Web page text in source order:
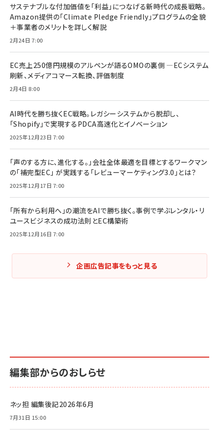
サステナブルな付加価値を「利益」につなげる新時代の成長戦略。
Amazon提供の「Climate Pledge Friendly」プログラムの全貌
＋事業者のメリットを詳しく解説
2月24日 7:00
EC売上250億円規模のアルペンが語るOMOの裏側 ―ECシステム
刷新、メディアコマース転換、評価制度
2月4日 8:00
AI時代を勝ち抜くEC戦略。レガシーシステムから脱却し、
「Shopify」で実現するPDCA高速化とイノベーション
2025年12月23日 7:00
「声のする方に、進化する。」会社全体最適を目標とするワークマン
の「補完型EC」 が実践する「レビューマーケティング3.0」とは？
2025年12月17日 7:00
「所有から利用へ」の潮流をAIで勝ち抜く。事例で学ぶレンタル・リ
ユースビジネスの成功法則とEC構築術
2025年12月16日 7:00
企画広告記事をもっと見る
編集部からのおしらせ
ネッ担 編集後記2026年6月
7月31日 15:00